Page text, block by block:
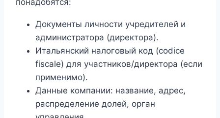
Документы личности учредителей и
администратора (директора).
Итальянский налоговый код (codice
fiscale) для участников/директора (если
применимо).
Данные компании: название, адрес,
распределение долей, орган